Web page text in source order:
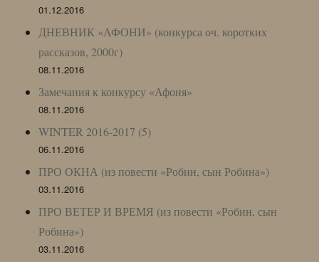
01.12.2016
ДНЕВНИК «АФОНИ» (конкурса оч. коротких
рассказов, 2000г)
08.11.2016
Замечания к конкурсу «Афоня»
08.11.2016
WINTER 2016-2017 (5)
06.11.2016
ПРО ОКНА (из повести «Робин, сын Робина»)
03.11.2016
ПРО ВЕТЕР И ВРЕМЯ (из повести «Робин, сын
Робина»)
03.11.2016